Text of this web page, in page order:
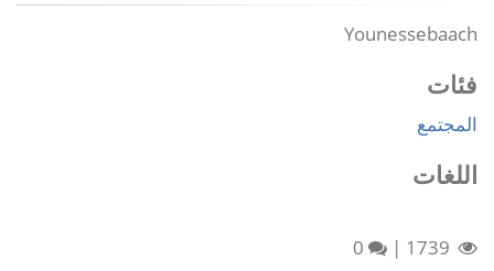
Younessebaach
فئات
المجتمع
اللغات
1739
|
0